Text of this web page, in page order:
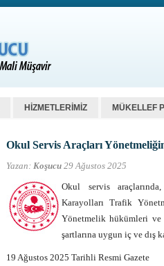
HİZMETLERİMİZ MÜKELLEF
Okul Servis Araçları
Yazan: Koşucu 29 Ağustos 2025
Okul servis
Karayolları Trafik
Yönetmelik hükümleri
şartlarına uygun iç ve dış
19 Ağustos 2025 Tarihli Resmi Gazete